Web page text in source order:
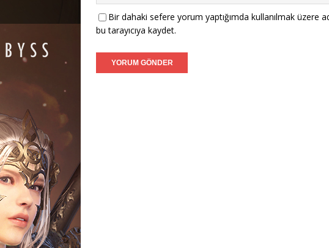
Bir dahaki sefere yorum yaptığımda kullanılmak üzere
bu tarayıcıya kaydet.